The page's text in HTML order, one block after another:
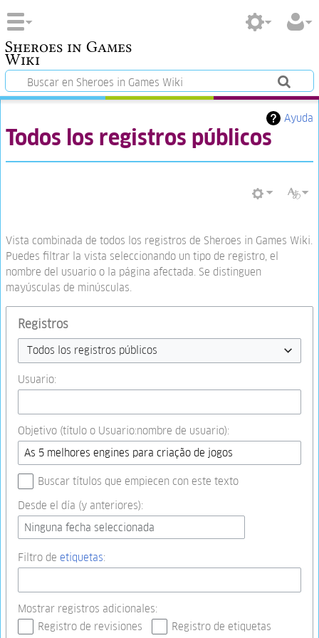
Sheroes in Games
Wiki
Ayuda
Todos los registros públicos
Vista combinada de todos los registros de Sheroes in Games Wiki.
Puedes filtrar la vista seleccionando un tipo de registro, el
nombre del usuario o la página afectada. Se distinguen
mayúsculas de minúsculas.
Registros
Todos los registros públicos
Usuario:
Objetivo (título o Usuario:nombre de usuario):
Buscar títulos que empiecen con este texto
Desde el día (y anteriores):
Ninguna fecha seleccionada
Filtro de etiquetas:
Mostrar registros adicionales:
Registro de revisiones
Registro de etiquetas